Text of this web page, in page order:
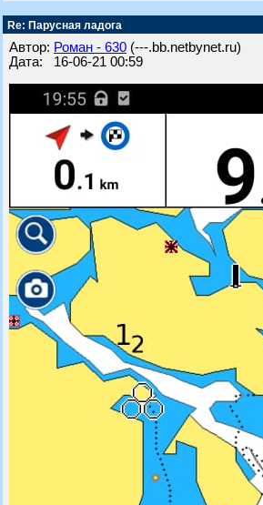
Re: Парусная ладога
Автор: Роман - 630 (---.bb.netbynet.ru)
Дата: 16-06-21 00:59